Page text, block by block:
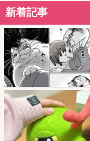
新着記事